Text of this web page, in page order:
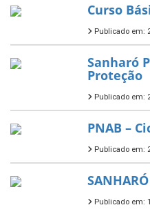
Curso
Publicado em:
Sanharó
Proteção
Publicado em:
PNAB –
Publicado em:
Publicado em: